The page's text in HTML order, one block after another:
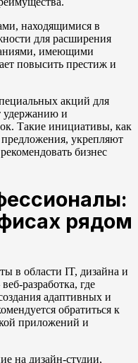
находящимися в
для расширения
имеющими
повысить престиж и
акций для
удержанию и
Такие инициативы, как
укрепляют
бизнес
рядом
в области IT, дизайна и
разработка, где
адаптивных и
обратиться к
приложений и
на дизайн-студии,